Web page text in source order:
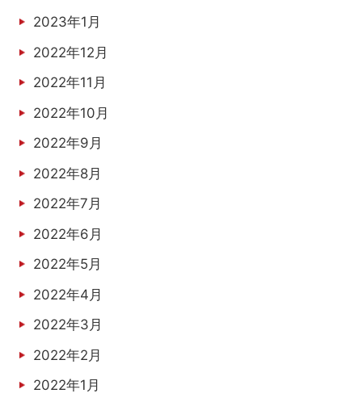
2023年1月
2022年12月
2022年11月
2022年10月
2022年9月
2022年8月
2022年7月
2022年6月
2022年5月
2022年4月
2022年3月
2022年2月
2022年1月